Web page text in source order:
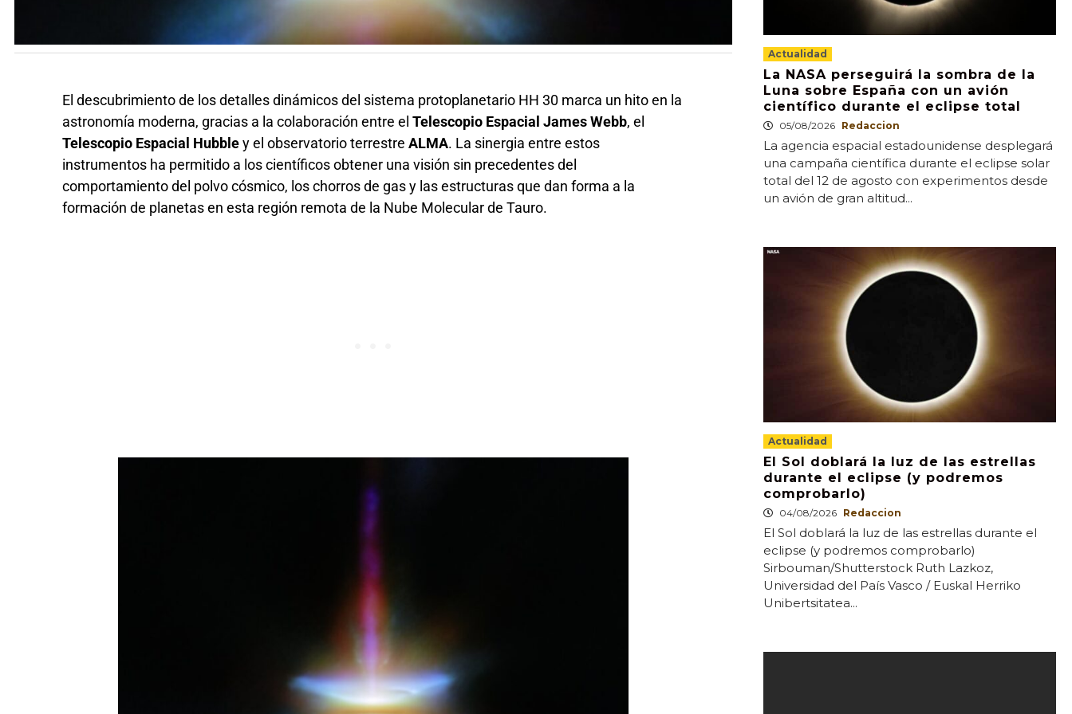
El descubrimiento de los detalles dinámicos del sistema protoplanetario HH 30 marca un hito en la
astronomía moderna, gracias a la colaboración entre elTelescopio Espacial James Webb, el
Telescopio Espacial Hubbley el observatorio terrestreALMA. La sinergia entre estos
instrumentos ha permitido a los científicos obtener una visión sin precedentes del
comportamiento del polvo cósmico, los chorros de gas y las estructuras que dan forma a la
formación de planetas en esta región remota de la Nube Molecular de Tauro.
Actualidad
La NASA perseguirá la sombra de la
Luna sobre España con un avión
científico durante el eclipse total
05/08/2026 Redaccion
La agencia espacial estadounidense desplegará
una campaña científica durante el eclipse solar
total del 12 de agosto con experimentos desde
un avión de gran altitud...
Actualidad
El Sol doblará la luz de las estrellas
durante el eclipse (y podremos
comprobarlo)
04/08/2026 Redaccion
El Sol doblará la luz de las estrellas durante el
eclipse (y podremos comprobarlo)
Sirbouman/Shutterstock Ruth Lazkoz,
Universidad del País Vasco / Euskal Herriko
Unibertsitatea...